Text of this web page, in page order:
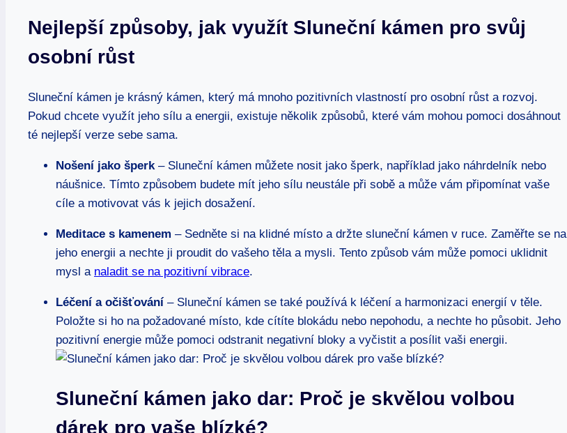
Nejlepší způsoby, jak využít Sluneční kámen pro svůj
osobní růst
Sluneční kámen je krásný kámen, který má mnoho pozitivních vlastností pro osobní růst a rozvoj.
Pokud chcete využít jeho sílu a energii, existuje několik způsobů, které vám mohou pomoci dosáhnout
té nejlepší verze sebe sama.
Nošení jako šperk– Sluneční kámen můžete nosit jako šperk, například jako náhrdelník nebo
náušnice. Tímto způsobem budete mít jeho sílu neustále při sobě a může vám připomínat vaše
cíle a motivovat vás k jejich dosažení.
Meditace s kamenem – Sedněte si na klidné místo a držte sluneční kámen v ruce. Zaměřte se na
jeho energii a nechte ji proudit do vašeho těla a mysli. Tento způsob vám může pomoci uklidnit
mysl a naladit se na pozitivní vibrace.
Léčení a očišťování – Sluneční kámen se také používá k léčení a harmonizaci energií v těle.
Položte si ho na požadované místo, kde cítíte blokádu nebo nepohodu, a nechte ho působit. Jeho
pozitivní energie může pomoci odstranit negativní bloky a vyčistit a posílit vaši energii.
Sluneční kámen jako dar: Proč je skvělou volbou
dárek pro vaše blízké?